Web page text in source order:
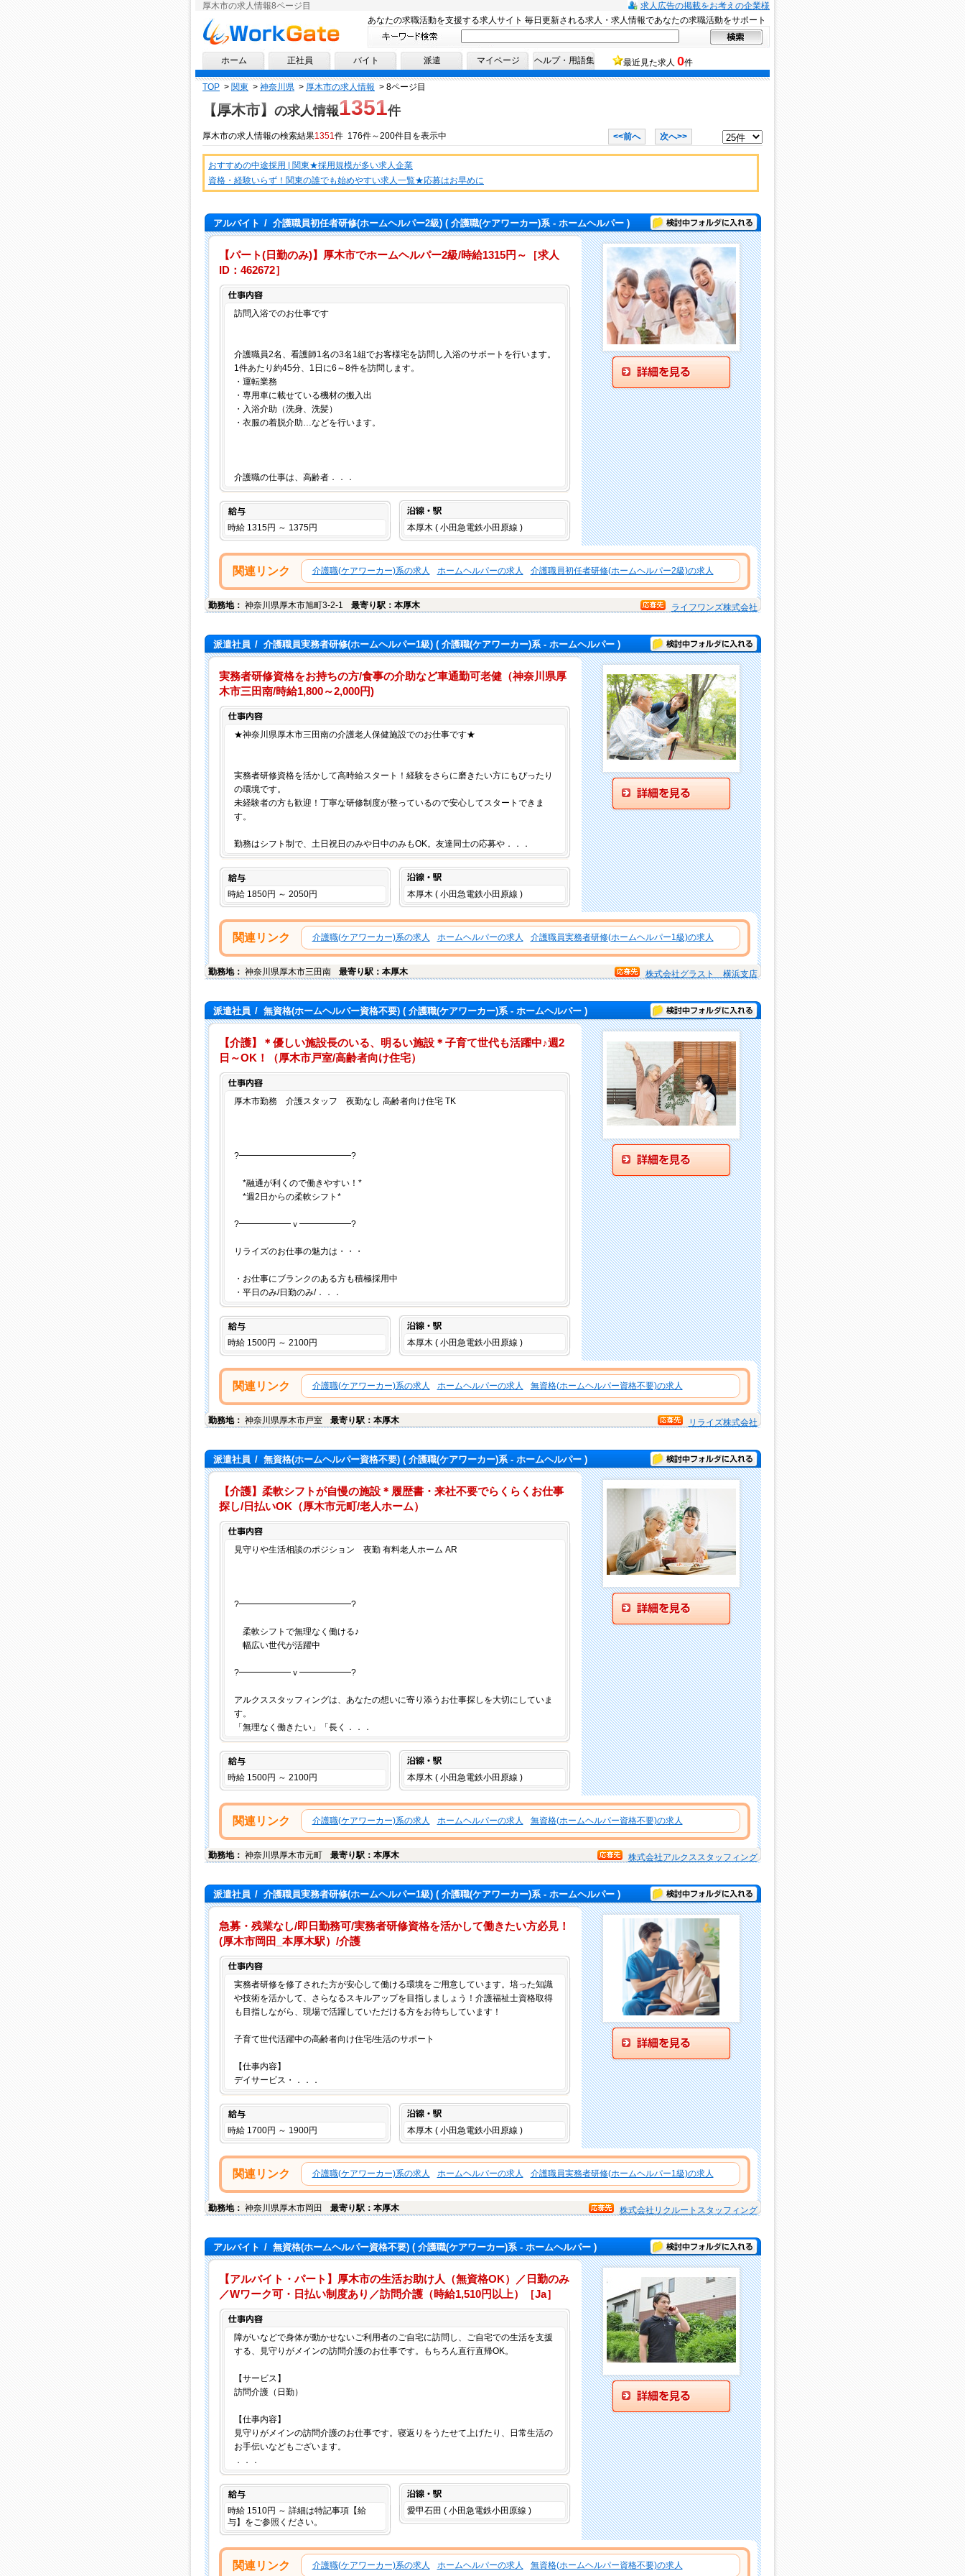
厚木市の求人情報8ページ目
求人広告の掲載をお考えの企業様
求人情報ならワークゲートへ！
あなたの求職活動を支援する求人サイト 毎日更新される求人・求人情報であなたの求職活動をサポート
ホーム 正社員 バイト 派遣 マイページ ヘルプ・用語集 最近見た求人 0件
TOP > 関東 > 神奈川県 > 厚木市の求人情報 > 8ページ目
【厚木市】 の求人情報1351件
厚木市の求人情報の検索結果1351件 176件～200件目を表示中 <<前へ 次へ>>
おすすめの中途採用 | 関東★採用規模が多い求人企業
資格・経験いらず！関東の誰でも始めやすい求人一覧★応募はお早めに
アルバイト / 介護職員初任者研修(ホームヘルパー2級)( 介護職(ケアワーカー)系 - ホームヘルパー ) 検討中フォルダに入れる
【パート(日勤のみ)】厚木市でホームヘルパー2級/時給1315円～［求人
ID：462672］
訪問入浴でのお仕事です
介護職員2名、看護師1名の3名1組でお客様宅を訪問し入浴のサポートを行います。
1件あたり約45分、1日に6～8件を訪問します。
・運転業務
・専用車に載せている機材の搬入出
・入浴介助（洗身、洗髪）
・衣服の着脱介助…などを行います。
介護職の仕事は、高齢者．．．
給与
時給 1315円 ～ 1375円 本厚木 ( 小田急電鉄小田原線 )
関連リンク 介護職(ケアワーカー)系の求人 ホームヘルパーの求人 介護職員初任者研修(ホームヘルパー2級)の求人
勤務地： 神奈川県厚木市旭町3-2-1 最寄り駅：本厚木 ライフワンズ株式会社
派遣社員 / 介護職員実務者研修(ホームヘルパー1級)( 介護職(ケアワーカー)系 - ホームヘルパー ) 検討中フォルダに入れる
実務者研修資格をお持ちの方/食事の介助など車通勤可老健（神奈川県厚
木市三田南/時給1,800～2,000円)
★神奈川県厚木市三田南の介護老人保健施設でのお仕事です★
実務者研修資格を活かして高時給スタート！経験をさらに磨きたい方にもぴったり
の環境です。
未経験者の方も歓迎！丁寧な研修制度が整っているので安心してスタートできま
す。
勤務はシフト制で、土日祝日のみや日中のみもOK。友達同士の応募や．．．
給与
時給 1850円 ～ 2050円 本厚木 ( 小田急電鉄小田原線 )
関連リンク 介護職(ケアワーカー)系の求人 ホームヘルパーの求人 介護職員実務者研修(ホームヘルパー1級)の求人
勤務地： 神奈川県厚木市三田南 最寄り駅：本厚木 株式会社グラスト 横浜支店
派遣社員 / 無資格(ホームヘルパー資格不要)( 介護職(ケアワーカー)系 - ホームヘルパー ) 検討中フォルダに入れる
【介護】＊優しい施設長のいる、明るい施設＊子育て世代も活躍中♪週2
日～OK！（厚木市戸室/高齢者向け住宅）
厚木市勤務 介護スタッフ 夜勤なし 高齢者向け住宅 TK
?━━━━━━━━━━━━━?
*融通が利くので働きやすい！*
*週2日からの柔軟シフト*
?━━━━━━ｖ━━━━━━?
リライズのお仕事の魅力は・・・
・お仕事にブランクのある方も積極採用中
・平日のみ/日勤のみ/．．．
給与
時給 1500円 ～ 2100円 本厚木 ( 小田急電鉄小田原線 )
関連リンク 介護職(ケアワーカー)系の求人 ホームヘルパーの求人 無資格(ホームヘルパー資格不要)の求人
勤務地： 神奈川県厚木市戸室 最寄り駅：本厚木 リライズ株式会社
派遣社員 / 無資格(ホームヘルパー資格不要)( 介護職(ケアワーカー)系 - ホームヘルパー ) 検討中フォルダに入れる
【介護】柔軟シフトが自慢の施設＊履歴書・来社不要でらくらくお仕事
探し/日払いOK（厚木市元町/老人ホーム）
見守りや生活相談のポジション 夜勤 有料老人ホーム AR
?━━━━━━━━━━━━━?
柔軟シフトで無理なく働ける♪
幅広い世代が活躍中
?━━━━━━ｖ━━━━━━?
アルクススタッフィングは、あなたの想いに寄り添うお仕事探しを大切にしていま
す。
「無理なく働きたい」「長く．．．
給与
時給 1500円 ～ 2100円 本厚木 ( 小田急電鉄小田原線 )
関連リンク 介護職(ケアワーカー)系の求人 ホームヘルパーの求人 無資格(ホームヘルパー資格不要)の求人
勤務地： 神奈川県厚木市元町 最寄り駅：本厚木 株式会社アルクススタッフィング
派遣社員 / 介護職員実務者研修(ホームヘルパー1級)( 介護職(ケアワーカー)系 - ホームヘルパー ) 検討中フォルダに入れる
急募・残業なし/即日勤務可/実務者研修資格を活かして働きたい方必見！
(厚木市岡田_本厚木駅）/介護
実務者研修を修了された方が安心して働ける環境をご用意しています。培った知識
や技術を活かして、さらなるスキルアップを目指しましょう！介護福祉士資格取得
も目指しながら、現場で活躍していただける方をお待ちしています！
子育て世代活躍中の高齢者向け住宅/生活のサポート
【仕事内容】
デイサービス・．．．
給与
時給 1700円 ～ 1900円 本厚木 ( 小田急電鉄小田原線 )
関連リンク 介護職(ケアワーカー)系の求人 ホームヘルパーの求人 介護職員実務者研修(ホームヘルパー1級)の求人
勤務地： 神奈川県厚木市岡田 最寄り駅：本厚木 株式会社リクルートスタッフィング
アルバイト / 無資格(ホームヘルパー資格不要)( 介護職(ケアワーカー)系 - ホームヘルパー ) 検討中フォルダに入れる
【アルバイト・パート】厚木市の生活お助け人（無資格OK）／日勤のみ
／Wワーク可・日払い制度あり／訪問介護（時給1,510円以上）［Ja］
障がいなどで身体が動かせないご利用者のご自宅に訪問し、ご自宅での生活を支援
する、見守りがメインの訪問介護のお仕事です。もちろん直行直帰OK。
【サービス】
訪問介護（日勤）
【仕事内容】
見守りがメインの訪問介護のお仕事です。寝返りをうたせて上げたり、日常生活の
お手伝いなどもございます。
．．．
給与
時給 1510円 ～ 詳細は特記事項【給
与】をご参照ください。
愛甲石田 ( 小田急電鉄小田原線 )
関連リンク 介護職(ケアワーカー)系の求人 ホームヘルパーの求人 無資格(ホームヘルパー資格不要)の求人